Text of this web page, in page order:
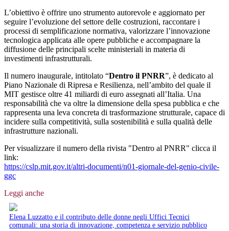
L’obiettivo è offrire uno strumento autorevole e aggiornato per
seguire l’evoluzione del settore delle costruzioni, raccontare i
processi di semplificazione normativa, valorizzare l’innovazione
tecnologica applicata alle opere pubbliche e accompagnare la
diffusione delle principali scelte ministeriali in materia di
investimenti infrastrutturali.
Il numero inaugurale, intitolato “Dentro il PNRR”, è dedicato al
Piano Nazionale di Ripresa e Resilienza, nell’ambito del quale il
MIT gestisce oltre 41 miliardi di euro assegnati all’Italia. Una
responsabilità che va oltre la dimensione della spesa pubblica e che
rappresenta una leva concreta di trasformazione strutturale, capace di
incidere sulla competitività, sulla sostenibilità e sulla qualità delle
infrastrutture nazionali.
Per visualizzare il numero della rivista "Dentro al PNRR" clicca il
link:
https://cslp.mit.gov.it/altri-documenti/n01-giornale-del-genio-civile-
ggc
Leggi anche
Elena Luzzatto e il contributo delle donne negli Uffici Tecnici
comunali: una storia di innovazione, competenza e servizio pubblico